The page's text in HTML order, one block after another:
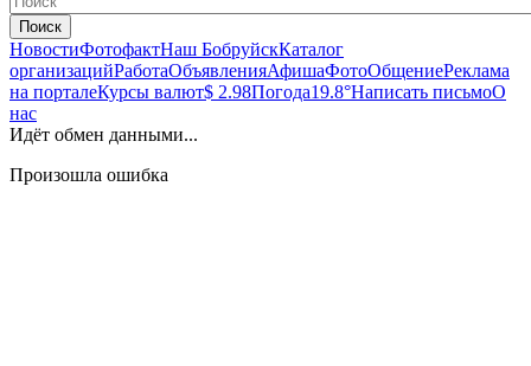
Поиск
НовостиФотофактНаш БобруйскКаталог
организацийРаботаОбъявленияАфишаФотоОбщениеРеклама
на порталеКурсы валют$ 2.98Погода19.8°Написать письмоО
нас
Идёт обмен данными...
Произошла ошибка